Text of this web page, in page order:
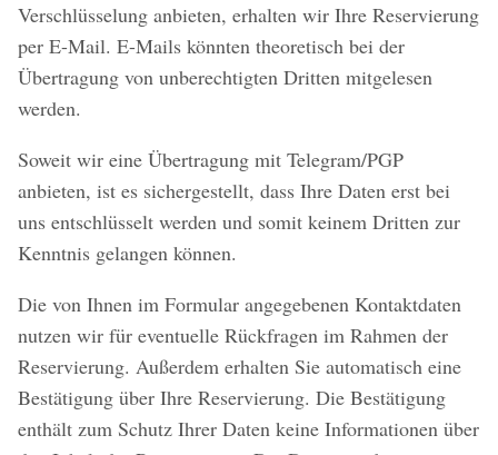
Verschlüsselung anbieten, erhalten wir Ihre Reservierung
per E-Mail. E-Mails könnten theoretisch bei der
Übertragung von unberechtigten Dritten mitgelesen
werden.
Soweit wir eine Übertragung mit Telegram/PGP
anbieten, ist es sichergestellt, dass Ihre Daten erst bei
uns entschlüsselt werden und somit keinem Dritten zur
Kenntnis gelangen können.
Die von Ihnen im Formular angegebenen Kontaktdaten
nutzen wir für eventuelle Rückfragen im Rahmen der
Reservierung. Außerdem erhalten Sie automatisch eine
Bestätigung über Ihre Reservierung. Die Bestätigung
enthält zum Schutz Ihrer Daten keine Informationen über